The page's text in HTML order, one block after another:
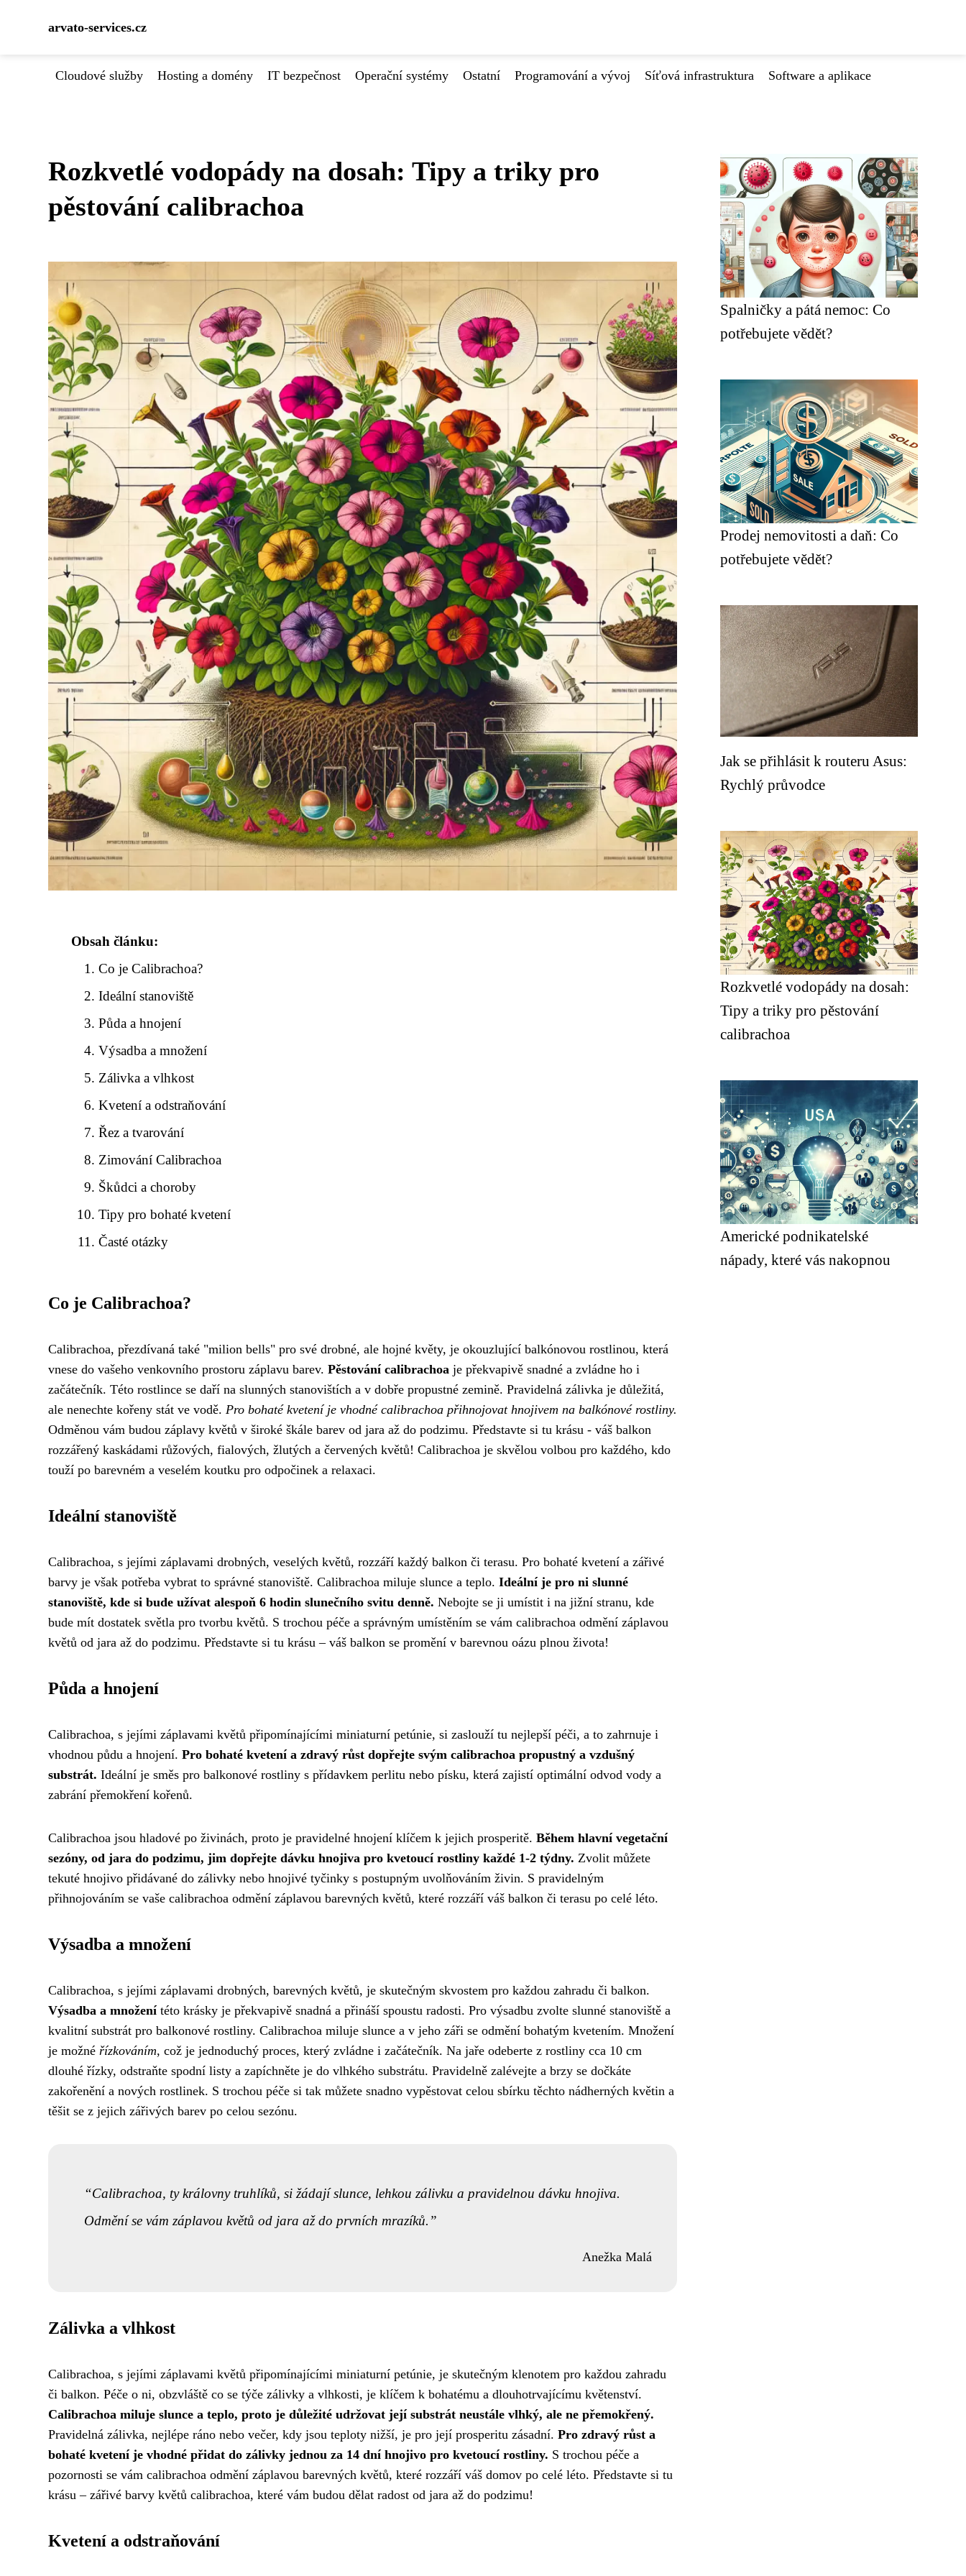
arvato-services.cz
Cloudové služby Hosting a domény IT bezpečnost Operační systémy Ostatní Programování a vývoj Síťová infrastruktura Software a aplikace
Rozkvetlé vodopády na dosah: Tipy a triky pro
pěstování calibrachoa
Obsah článku:
Co je Calibrachoa?
Ideální stanoviště
Půda a hnojení
Výsadba a množení
Zálivka a vlhkost
Kvetení a odstraňování
Řez a tvarování
Zimování Calibrachoa
Škůdci a choroby
Tipy pro bohaté kvetení
Časté otázky
Co je Calibrachoa?
Calibrachoa, přezdívaná také "milion bells" pro své drobné, ale hojné květy, je okouzlující balkónovou rostlinou, která
vnese do vašeho venkovního prostoru záplavu barev. Pěstování calibrachoa je překvapivě snadné a zvládne ho i
začátečník. Této rostlince se daří na slunných stanovištích a v dobře propustné zemině. Pravidelná zálivka je důležitá,
ale nenechte kořeny stát ve vodě. Pro bohaté kvetení je vhodné calibrachoa přihnojovat hnojivem na balkónové rostliny.
Odměnou vám budou záplavy květů v široké škále barev od jara až do podzimu. Představte si tu krásu - váš balkon
rozzářený kaskádami růžových, fialových, žlutých a červených květů! Calibrachoa je skvělou volbou pro každého, kdo
touží po barevném a veselém koutku pro odpočinek a relaxaci.
Ideální stanoviště
Calibrachoa, s jejími záplavami drobných, veselých květů, rozzáří každý balkon či terasu. Pro bohaté kvetení a zářivé
barvy je však potřeba vybrat to správné stanoviště. Calibrachoa miluje slunce a teplo. Ideální je pro ni slunné
stanoviště, kde si bude užívat alespoň 6 hodin slunečního svitu denně. Nebojte se ji umístit i na jižní stranu, kde
bude mít dostatek světla pro tvorbu květů. S trochou péče a správným umístěním se vám calibrachoa odmění záplavou
květů od jara až do podzimu. Představte si tu krásu – váš balkon se promění v barevnou oázu plnou života!
Půda a hnojení
Calibrachoa, s jejími záplavami květů připomínajícími miniaturní petúnie, si zaslouží tu nejlepší péči, a to zahrnuje i
vhodnou půdu a hnojení. Pro bohaté kvetení a zdravý růst dopřejte svým calibrachoa propustný a vzdušný
substrát. Ideální je směs pro balkonové rostliny s přídavkem perlitu nebo písku, která zajistí optimální odvod vody a
zabrání přemokření kořenů.
Calibrachoa jsou hladové po živinách, proto je pravidelné hnojení klíčem k jejich prosperitě. Během hlavní vegetační
sezóny, od jara do podzimu, jim dopřejte dávku hnojiva pro kvetoucí rostliny každé 1-2 týdny. Zvolit můžete
tekuté hnojivo přidávané do zálivky nebo hnojivé tyčinky s postupným uvolňováním živin. S pravidelným
přihnojováním se vaše calibrachoa odmění záplavou barevných květů, které rozzáří váš balkon či terasu po celé léto.
Výsadba a množení
Calibrachoa, s jejími záplavami drobných, barevných květů, je skutečným skvostem pro každou zahradu či balkon.
Výsadba a množenítéto krásky je překvapivě snadná a přináší spoustu radosti. Pro výsadbu zvolte slunné stanoviště a
kvalitní substrát pro balkonové rostliny. Calibrachoa miluje slunce a v jeho záři se odmění bohatým kvetením. Množení
je možné řízkováním, což je jednoduchý proces, který zvládne i začátečník. Na jaře odeberte z rostliny cca 10 cm
dlouhé řízky, odstraňte spodní listy a zapíchněte je do vlhkého substrátu. Pravidelně zalévejte a brzy se dočkáte
zakořenění a nových rostlinek. S trochou péče si tak můžete snadno vypěstovat celou sbírku těchto nádherných květin a
těšit se z jejich zářivých barev po celou sezónu.
Calibrachoa, ty královny truhlíků, si žádají slunce, lehkou zálivku a pravidelnou dávku hnojiva.
Odmění se vám záplavou květů od jara až do prvních mrazíků.
Anežka Malá
Zálivka a vlhkost
Calibrachoa, s jejími záplavami květů připomínajícími miniaturní petúnie, je skutečným klenotem pro každou zahradu
či balkon. Péče o ni, obzvláště co se týče zálivky a vlhkosti, je klíčem k bohatému a dlouhotrvajícímu květenství.
Calibrachoa miluje slunce a teplo, proto je důležité udržovat její substrát neustále vlhký, ale ne přemokřený.
Pravidelná zálivka, nejlépe ráno nebo večer, kdy jsou teploty nižší, je pro její prosperitu zásadní. Pro zdravý růst a
bohaté kvetení je vhodné přidat do zálivky jednou za 14 dní hnojivo pro kvetoucí rostliny. S trochou péče a
pozornosti se vám calibrachoa odmění záplavou barevných květů, které rozzáří váš domov po celé léto. Představte si tu
krásu – zářivé barvy květů calibrachoa, které vám budou dělat radost od jara až do podzimu!
Kvetení a odstraňování
Spalničky a pátá nemoc: Co
potřebujete vědět?
Prodej nemovitosti a daň: Co
potřebujete vědět?
Jak se přihlásit k routeru Asus:
Rychlý průvodce
Rozkvetlé vodopády na dosah:
Tipy a triky pro pěstování
calibrachoa
Americké podnikatelské
nápady, které vás nakopnou